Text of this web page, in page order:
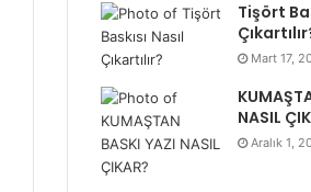
Tişört
Mart 17,
NASIL
Aralık 1,